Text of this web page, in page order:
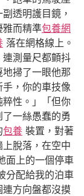
透明護目鏡，
雅而精準包養網
落在網格線上。
連測量尺都顫抖
掃了一眼他那
，你的車技像
性。」「但你
一絲愚蠢的勇
包養 裝置，對著
脫落，在空中
面上的一個停車
分配給我的泊車
方向盤都沒摸